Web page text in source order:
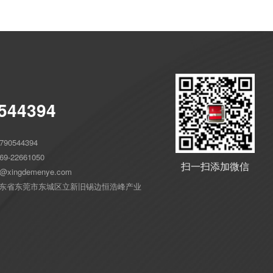
扫一扫添加微信
22661050
省东莞市东城区立新旧锡边恒浩峰产业